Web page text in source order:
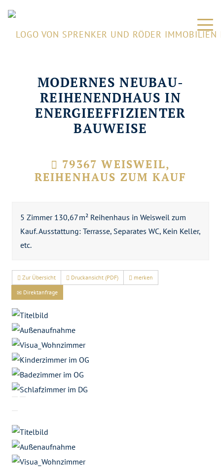
MODERNES NEUBAU-
REIHENENDHAUS IN
ENERGIEEFFIZIENTER
BAUWEISE
79367 WEISWEIL,
REIHENHAUS ZUM KAUF
5 Zimmer 130,67 m² Reihenhaus in Weisweil zum
Kauf. Ausstattung: Terrasse, Separates WC, Kein Keller,
etc.
Zur Übersicht Druckansicht (PDF)
merken
Direktanfrage